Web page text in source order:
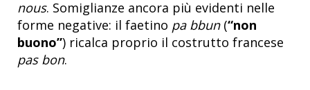
nous. Somiglianze ancora più evidenti nelle
forme negative: il faetino pa bbun(“non
buono”) ricalca proprio il costrutto francese
pas bon.